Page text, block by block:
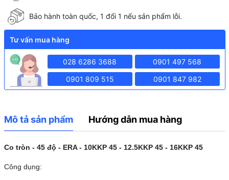
Bảo hành toàn quốc, 1 đổi 1 nếu sản phẩm lỗi.
Tư vấn mua hàng
028 6286 3688 0901 497 568
0901 809 515 0901 847 982
Mô tả sản phẩm Hướng dẫn mua hàng
Co tròn - 45 độ - ERA - 10KKP 45 - 12.5KKP 45 - 16KKP 45
Công dụng: